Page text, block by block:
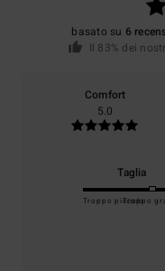
basato su 6
Il 83% dei
Comfort
5.0
Taglia
Troppo piccolo
Troppo